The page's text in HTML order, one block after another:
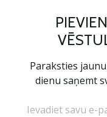
Paraksties
dienu saņemt